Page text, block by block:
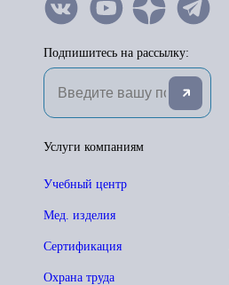
Подпишитесь на рассылку:
Услуги компаниям
Учебный центр
Мед. изделия
Сертификация
Охрана труда